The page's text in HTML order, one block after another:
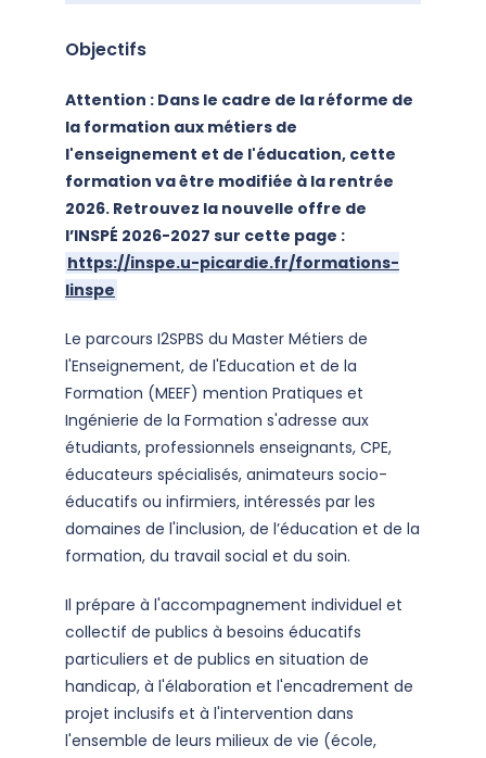
Objectifs
Attention : Dans le cadre de la réforme de
la formation aux métiers de
l'enseignement et de l'éducation, cette
formation va être modifiée à la rentrée
2026. Retrouvez la nouvelle offre de
l’INSPÉ 2026-2027 sur cette page :
https://inspe.u-picardie.fr/formations-
linspe
Le parcours I2SPBS du Master Métiers de
l'Enseignement, de l'Education et de la
Formation (MEEF) mention Pratiques et
Ingénierie de la Formation s'adresse aux
étudiants, professionnels enseignants, CPE,
éducateurs spécialisés, animateurs socio-
éducatifs ou infirmiers, intéressés par les
domaines de l'inclusion, de l’éducation et de la
formation, du travail social et du soin.
Il prépare à l'accompagnement individuel et
collectif de publics à besoins éducatifs
particuliers et de publics en situation de
handicap, à l'élaboration et l'encadrement de
projet inclusifs et à l'intervention dans
l'ensemble de leurs milieux de vie (école,